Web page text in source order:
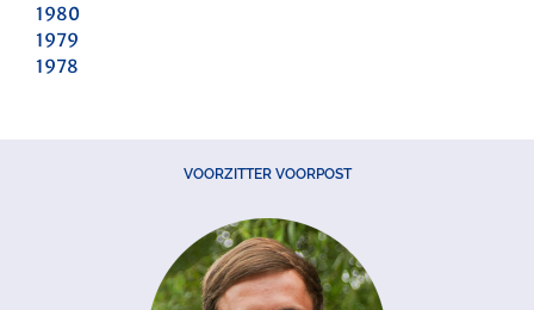
1980
1979
1978
VOORZITTER VOORPOST